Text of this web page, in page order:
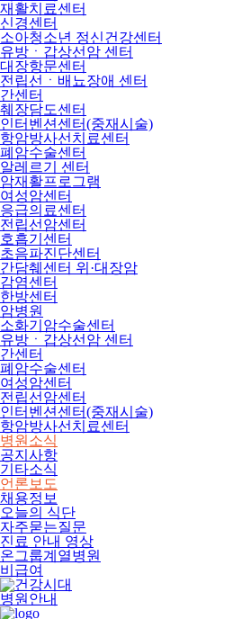
재활치료센터
신경센터
소아청소년 정신건강센터
유방ㆍ갑상선암 센터
대장항문센터
전립선ㆍ배뇨장애 센터
간센터
췌장담도센터
인터벤션센터(중재시술)
항암방사선치료센터
폐암수술센터
알레르기 센터
암재활프로그램
여성암센터
응급의료센터
전립선암센터
호흡기센터
초음파진단센터
간담췌센터 위·대장암
감염센터
한방센터
암병원
소화기암수술센터
유방ㆍ갑상선암 센터
간센터
폐암수술센터
여성암센터
전립선암센터
인터벤션센터(중재시술)
항암방사선치료센터
병원소식
공지사항
기타소식
언론보도
채용정보
오늘의 식단
자주묻는질문
진료 안내 영상
온그룹계열병원
비급여
병원안내